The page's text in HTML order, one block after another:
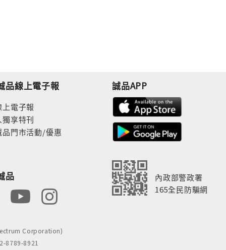
品線上電子報
電子報
享特刊
品門市活動/優惠
品
誠品APP
內政部警政署
165全民防騙網
Corporation)
8789-8921